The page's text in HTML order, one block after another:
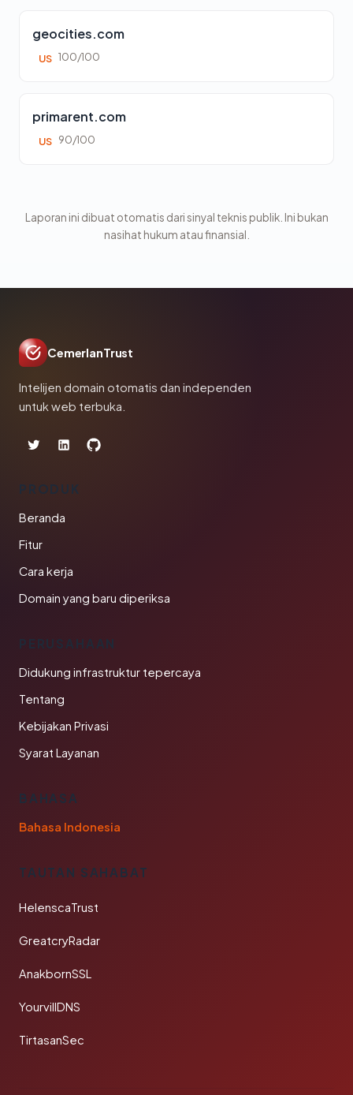
geocities.com
US 100/100
primarent.com
US 90/100
Laporan ini dibuat otomatis dari sinyal teknis publik. Ini bukan
nasihat hukum atau finansial.
CemerlanTrust
Intelijen domain otomatis dan independen
untuk web terbuka.
PRODUK
Beranda
Fitur
Cara kerja
Domain yang baru diperiksa
PERUSAHAAN
Didukung infrastruktur tepercaya
Tentang
Kebijakan Privasi
Syarat Layanan
BAHASA
Bahasa Indonesia
TAUTAN SAHABAT
HelenscaTrust
GreatcryRadar
AnakbornSSL
YourvillDNS
TirtasanSec